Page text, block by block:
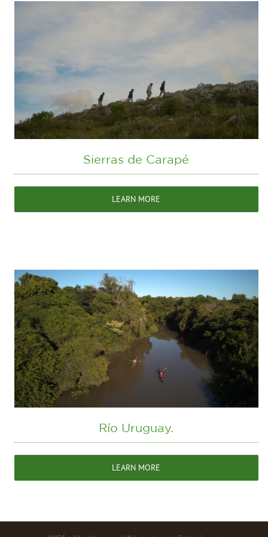
Sierras de Carapé
LEARN MORE
Río Uruguay.
LEARN MORE